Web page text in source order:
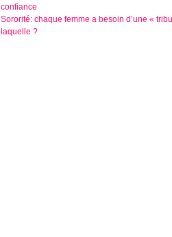
confiance
Sororité: chaque femme a besoin d’une «
laquelle ?